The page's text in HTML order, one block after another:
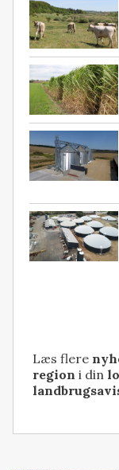
Læs flere
region i din